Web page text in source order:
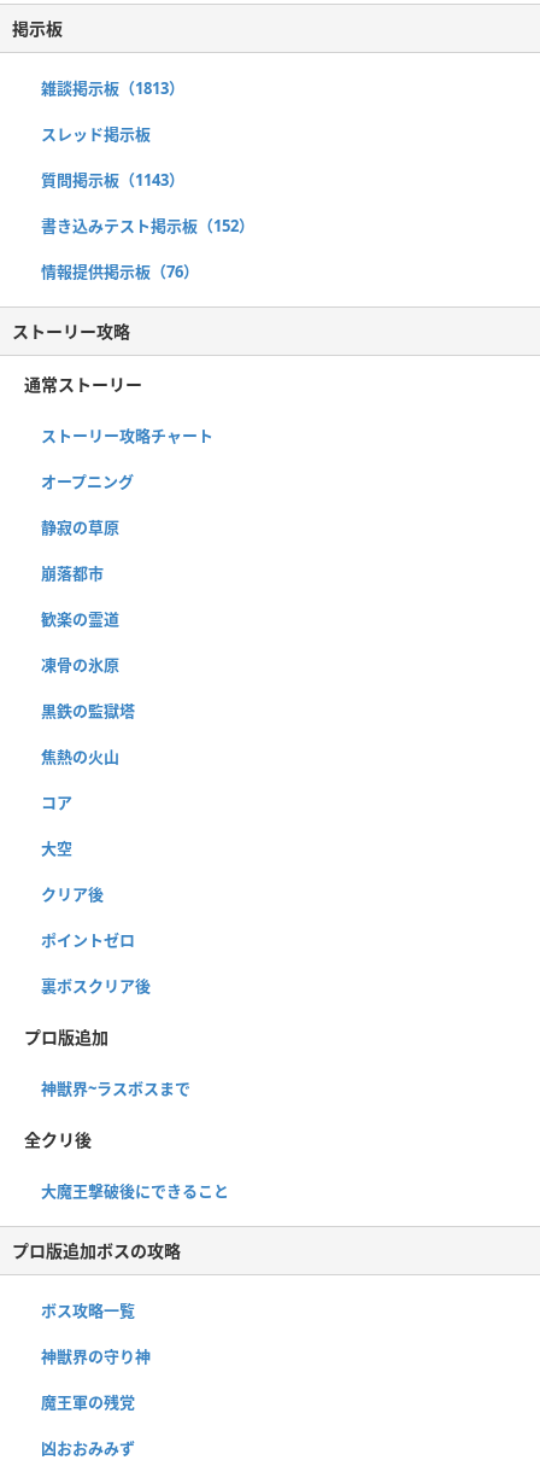
掲示板
雑談掲示板（1813）
スレッド掲示板
質問掲示板（1143）
書き込みテスト掲示板（152）
情報提供掲示板（76）
ストーリー攻略
通常ストーリー
ストーリー攻略チャート
オープニング
静寂の草原
崩落都市
歓楽の霊道
凍骨の氷原
黒鉄の監獄塔
焦熱の火山
コア
大空
クリア後
ポイントゼロ
裏ボスクリア後
プロ版追加
神獣界~ラスボスまで
全クリ後
大魔王撃破後にできること
プロ版追加ボスの攻略
ボス攻略一覧
神獣界の守り神
魔王軍の残党
凶おおみみず